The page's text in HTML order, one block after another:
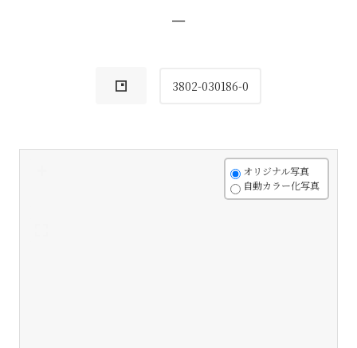
−
3802-030186-0
オリジナル写真
自動カラー化写真